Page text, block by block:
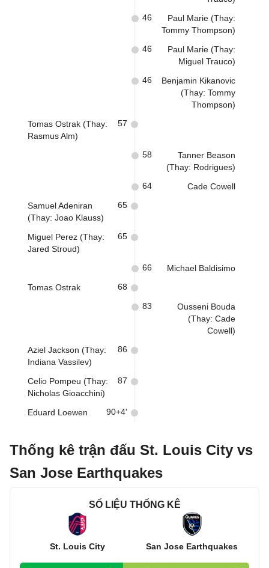
Paul Marie (Thay:
Tommy Thompson)
46
Paul Marie (Thay:
Miguel Trauco)
46
Benjamin Kikanovic
(Thay: Tommy
Thompson)
46
Tomas Ostrak (Thay:
Rasmus Alm)
57
Tanner Beason
(Thay: Rodrigues)
58
Cade Cowell
64
Samuel Adeniran
(Thay: Joao Klauss)
65
Miguel Perez (Thay:
Jared Stroud)
65
Michael Baldisimo
66
Tomas Ostrak 68
Ousseni Bouda
(Thay: Cade
Cowell)
83
Aziel Jackson (Thay:
Indiana Vassilev)
86
Celio Pompeu (Thay:
Nicholas Gioacchini)
87
Eduard Loewen 90+4'
Thống kê trận đấu St. Louis City vs
San Jose Earthquakes
SỐ LIỆU THỐNG KÊ
St. Louis City San Jose Earthquakes